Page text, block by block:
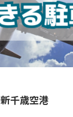
新千歳空港